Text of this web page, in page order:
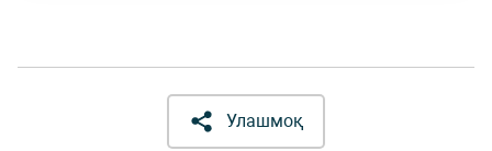
Улашмоқ